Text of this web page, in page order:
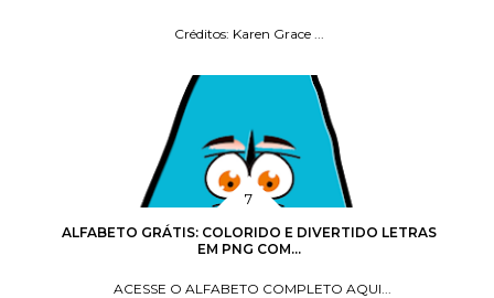
Créditos: Karen Grace ...
ALFABETO GRÁTIS: COLORIDO E DIVERTIDO LETRAS
EM PNG COM...
ACESSE O ALFABETO COMPLETO AQUI...